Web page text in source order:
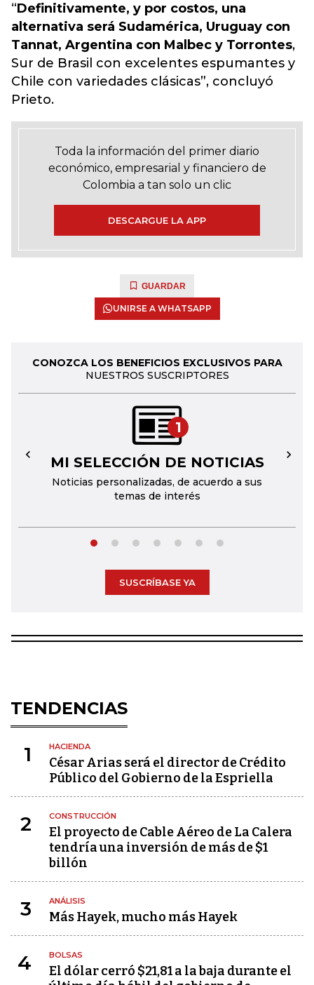
“Definitivamente, y por costos, una
alternativa será Sudamérica, Uruguay con
Tannat, Argentina con Malbec y Torrontes,
Sur de Brasil con excelentes espumantes y
Chile con variedades clásicas”, concluyó
Prieto.
Toda la información del primer diario
económico, empresarial y financiero de
Colombia a tan solo un clic
DESCARGUE LA APP
GUARDAR
UNIRSE A WHATSAPP
CONOZCA LOS BENEFICIOS EXCLUSIVOS PARA
NUESTROS SUSCRIPTORES
1
MI SELECCIÓN DE NOTICIAS
Noticias personalizadas, de acuerdo a sus
temas de interés
← →
SUSCRÍBASE YA
TENDENCIAS
1 HACIENDA
César Arias será el director de Crédito
Público del Gobierno de la Espriella
2 CONSTRUCCIÓN
El proyecto de Cable Aéreo de La Calera
tendría una inversión de más de $1
billón
3 ANÁLISIS
Más Hayek, mucho más Hayek
4 BOLSAS
El dólar cerró $21,81 a la baja durante el